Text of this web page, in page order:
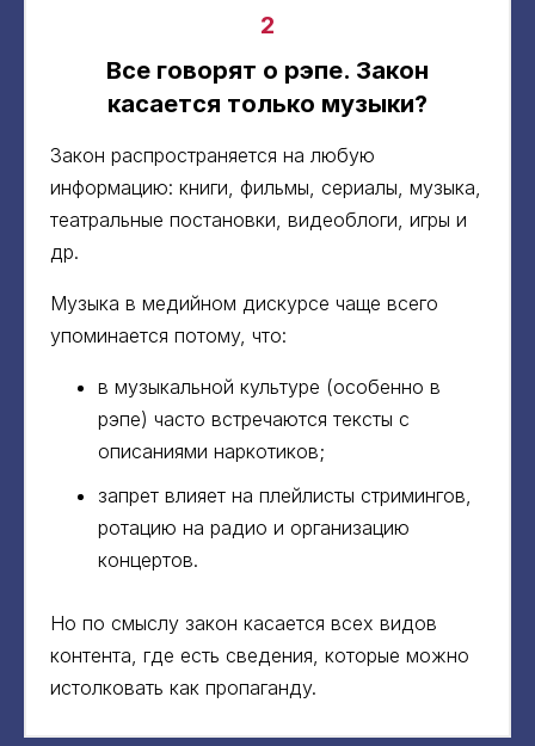
2
Все говорят о рэпе. Закон
касается только музыки?
Закон распространяется на любую
информацию: книги, фильмы, сериалы, музыка,
театральные постановки, видеоблоги, игры и
др.
Музыка в медийном дискурсе чаще всего
упоминается потому, что:
в музыкальной культуре (особенно в
рэпе) часто встречаются тексты с
описаниями наркотиков;
запрет влияет на плейлисты стримингов,
ротацию на радио и организацию
концертов.
Но по смыслу закон касается всех видов
контента, где есть сведения, которые можно
истолковать как пропаганду.